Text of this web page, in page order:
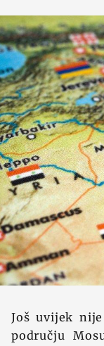
Još uvijek
području